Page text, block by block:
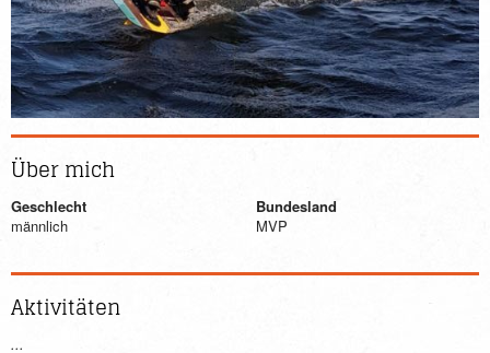
Über mich
Geschlecht
männlich
Bundesland
MVP
Aktivitäten
...